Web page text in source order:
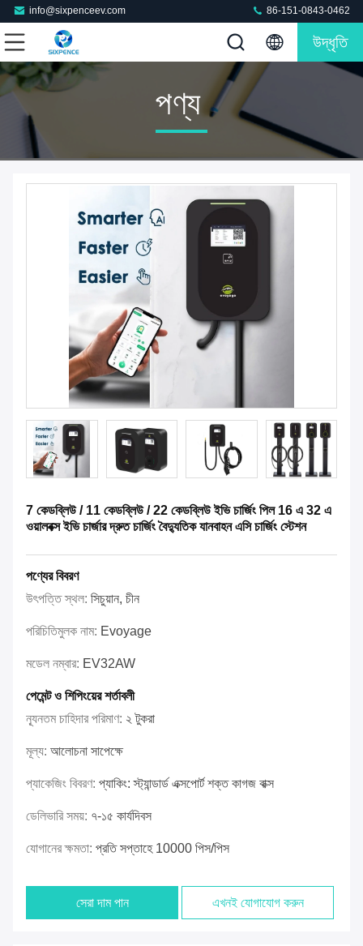
info@sixpenceev.com 86-151-0843-0462
উদ্ধৃতি
পণ্য
7 কেডব্লিউ / 11 কেডব্লিউ / 22 কেডব্লিউ ইভি চার্জিং পিল 16 এ 32 এ
ওয়ালবক্স ইভি চার্জার দ্রুত চার্জিং বৈদ্যুতিক যানবাহন এসি চার্জিং স্টেশন
পণ্যের বিবরণ
উৎপত্তি স্থল: সিচুয়ান, চীন
পরিচিতিমুলক নাম: Evoyage
মডেল নম্বার: EV32AW
পেমেন্ট ও শিপিংয়ের শর্তাবলী
ন্যূনতম চাহিদার পরিমাণ: ২ টুকরা
মূল্য: আলোচনা সাপেক্ষে
প্যাকেজিং বিবরণ: প্যাকিং: স্ট্যান্ডার্ড এক্সপোর্ট শক্ত কাগজ বাক্স
ডেলিভারি সময়: ৭-১৫ কার্যদিবস
যোগানের ক্ষমতা: প্রতি সপ্তাহে 10000 পিস/পিস
সেরা দাম পান এখনই যোগাযোগ করুন